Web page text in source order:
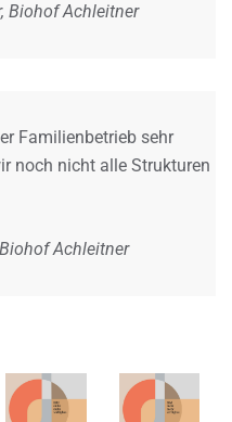
Biohof Achleitner
Familienbetrieb sehr
noch nicht alle Strukturen
Achleitner